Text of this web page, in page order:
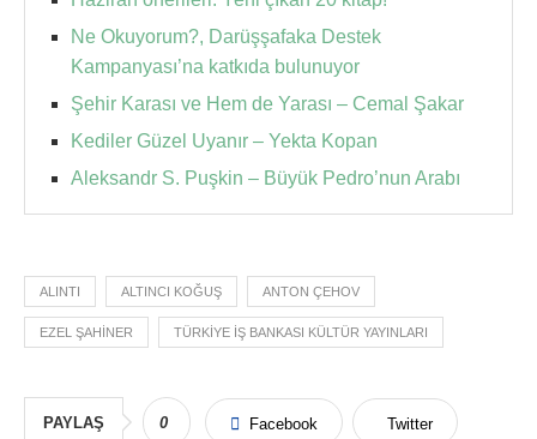
Ne Okuyorum?, Darüşşafaka Destek
Kampanyası’na katkıda bulunuyor
Şehir Karası ve Hem de Yarası – Cemal Şakar
Kediler Güzel Uyanır – Yekta Kopan
Aleksandr S. Puşkin – Büyük Pedro’nun Arabı
ALINTI ALTINCI KOĞUŞ ANTON ÇEHOV
EZEL ŞAHİNER TÜRKIYE IŞ BANKASI KÜLTÜR YAYINLARI
PAYLAŞ 0 Facebook Twitter